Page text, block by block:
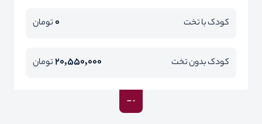
کودک با تخت 0تومان
کودک بدون تخت 20,550,000تومان